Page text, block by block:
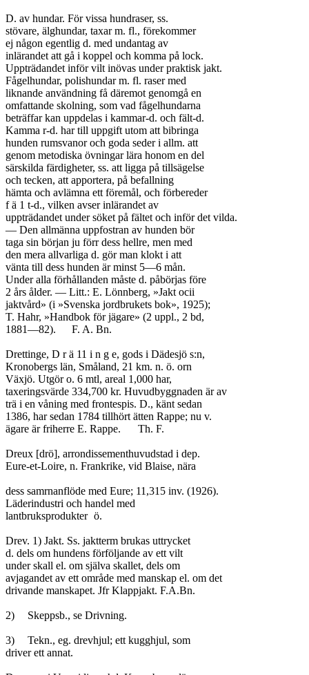
D. av hundar. För vissa hundraser, ss.
stövare, älghundar, taxar m. fl., förekommer
ej någon egentlig d. med undantag av
inlärandet att gå i koppel och komma på lock.
Uppträdandet inför vilt inövas under praktisk jakt.
Fågelhundar, polishundar m. fl. raser med
liknande användning få däremot genomgå en
omfattande skolning, som vad fågelhundarna
beträffar kan uppdelas i kammar-d. och fält-d.
Kamma r-d. har till uppgift utom att bibringa
hunden rumsvanor och goda seder i allm. att
genom metodiska övningar lära honom en del
särskilda färdigheter, ss. att ligga på tillsägelse
och tecken, att apportera, på befallning
hämta och avlämna ett föremål, och förbereder
f ä 1 t-d., vilken avser inlärandet av
uppträdandet under söket på fältet och inför det vilda.
— Den allmänna uppfostran av hunden bör
taga sin början ju förr dess hellre, men med
den mera allvarliga d. gör man klokt i att
vänta till dess hunden är minst 5—6 mån.
Under alla förhållanden måste d. påbörjas före
2 års ålder. — Litt.: E. Lönnberg, »Jakt ocii
jaktvård» (i »Svenska jordbrukets bok», 1925);
T. Hahr, »Handbok för jägare» (2 uppl., 2 bd,
1881—82).	F. A. Bn.
Drettinge, D r ä 11 i n g e, gods i Dädesjö s:n,
Kronobergs län, Småland, 21 km. n. ö. orn
Växjö. Utgör o. 6 mtl, areal 1,000 har,
taxeringsvärde 334,700 kr. Huvudbyggnaden är av
trä i en våning med frontespis. D., känt sedan
1386, har sedan 1784 tillhört ätten Rappe; nu v.
ägare är friherre E. Rappe.	Th. F.
Dreux [drö], arrondissementhuvudstad i dep.
Eure-et-Loire, n. Frankrike, vid Blaise, nära
dess samrnanflöde med Eure; 11,315 inv. (1926).
Läderindustri och handel med
lantbruksprodukter	ö.
Drev. 1) Jakt. Ss. jaktterm brukas uttrycket
d. dels om hundens förföljande av ett vilt
under skall el. om själva skallet, dels om
avjagandet av ett område med manskap el. om det
drivande manskapet. Jfr Klappjakt. F.A.Bn.
2)	Skeppsb., se Drivning.
3)	Tekn., eg. drevhjul; ett kugghjul, som
driver ett annat.